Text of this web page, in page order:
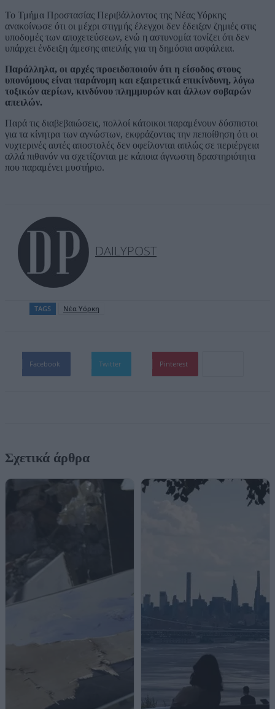
Το Τμήμα Προστασίας Περιβάλλοντος της Νέας Υόρκης
ανακοίνωσε ότι οι μέχρι στιγμής έλεγχοι δεν έδειξαν ζημιές στις
υποδομές των αποχετεύσεων, ενώ η αστυνομία τονίζει ότι δεν
υπάρχει ένδειξη άμεσης απειλής για τη δημόσια ασφάλεια.
Παράλληλα, οι αρχές προειδοποιούν ότι η είσοδος στους
υπονόμους είναι παράνομη και εξαιρετικά επικίνδυνη, λόγω
τοξικών αερίων, κινδύνου πλημμυρών και άλλων σοβαρών
απειλών.
Παρά τις διαβεβαιώσεις, πολλοί κάτοικοι παραμένουν δύσπιστοι
για τα κίνητρα των αγνώστων, εκφράζοντας την πεποίθηση ότι οι
νυχτερινές αυτές αποστολές δεν οφείλονται απλώς σε περιέργεια
αλλά πιθανόν να σχετίζονται με κάποια άγνωστη δραστηριότητα
που παραμένει μυστήριο.
DAILYPOST
TAGS Νέα Υόρκη
Facebook Twitter Pinterest
Σχετικά άρθρα